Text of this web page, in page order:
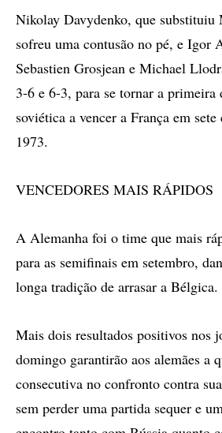
Nikolay Davydenko, que substituiu
sofreu uma contusão no pé, e Igor
Sebastien Grosjean e Michael
3-6 e 6-3, para se tornar a primeira
soviética a vencer a França em
1973.
VENCEDORES MAIS RÁPIDOS
A Alemanha foi o time que mais
para as semifinais em setembro,
longa tradição de arrasar a Bélgica.
Mais dois resultados positivos nos
domingo garantirão aos alemães a
consecutiva no confronto contra
sem perder uma partida sequer e